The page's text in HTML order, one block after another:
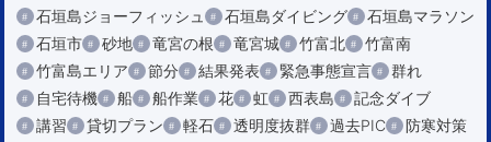
石垣島ジョーフィッシュ
石垣島ダイビング
石垣島マラソン
石垣市
砂地 竜宮の根 竜宮城 竹富北
竹富南
竹富島エリア
節分 結果発表 緊急事態宣言
群れ
自宅待機
船 船作業 花 虹 西表島
記念ダイブ
講習
貸切プラン 軽石 透明度抜群 過去PIC
防寒対策